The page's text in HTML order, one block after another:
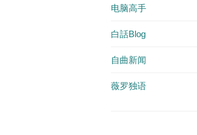
电脑高手
白話Blog
自曲新闻
薇罗独语